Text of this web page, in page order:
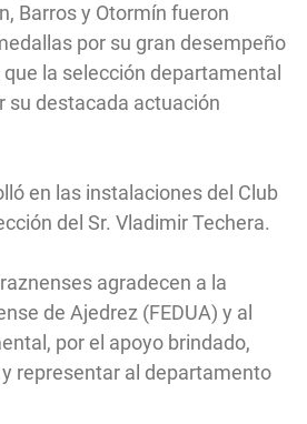
Barros y Otormín fueron
por su gran desempeño
la selección departamental
su destacada actuación
en las instalaciones del Club
del Sr. Vladimir Techera.
agradecen a la
de Ajedrez (FEDUA) y al
por el apoyo brindado,
representar al departamento